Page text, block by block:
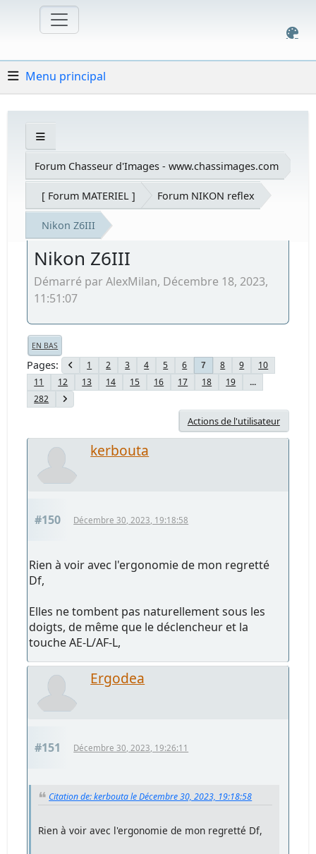
Menu principal
Forum Chasseur d'Images - www.chassimages.com
[ Forum MATERIEL ] Forum NIKON reflex
Nikon Z6III
Nikon Z6III
Démarré par AlexMilan, Décembre 18, 2023,
11:51:07
EN BAS
Pages 1 2 3 4 5 6 7 8 9
10
11
12 13 14 15 16 17 18 19
...
282
Actions de l'utilisateur
kerbouta
#150 Décembre 30, 2023, 19:18:58
Rien à voir avec l'ergonomie de mon regretté
Df,
Elles ne tombent pas naturellement sous les
doigts, de même que le déclencheur et la
touche AE-L/AF-L,
Ergodea
#151 Décembre 30, 2023, 19:26:11
Citation de: kerbouta le Décembre 30, 2023, 19:18:58
Rien à voir avec l'ergonomie de mon regretté Df,